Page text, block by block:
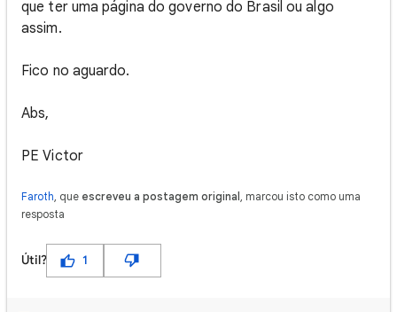
que ter uma página do governo do Brasil ou algo
assim.
Fico no aguardo.
Abs,
PE Victor
Faroth , que escreveu a postagem original
, marcou isto como uma
resposta
Útil? 1